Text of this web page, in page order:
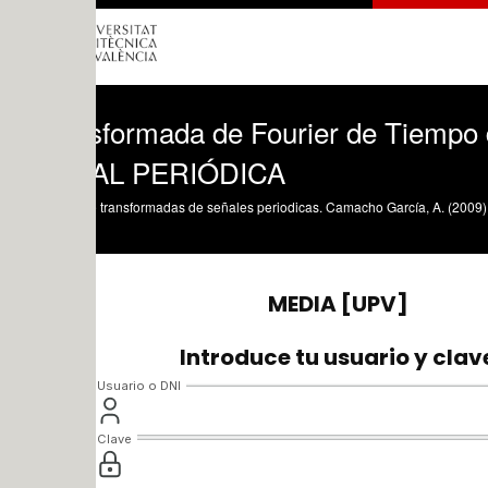
de Fourier de Tiempo
PERIÓDICA